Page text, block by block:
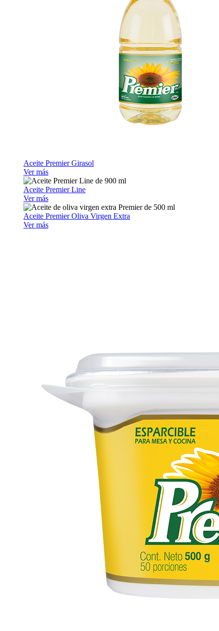
Aceite Premier Girasol
Ver más
Aceite Premier Line
Ver más
Aceite Premier Oliva Virgen Extra
Ver más